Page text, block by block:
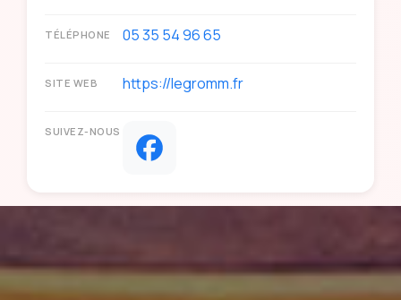
TÉLÉPHONE 05 35 54 96 65
SITE WEB https://legromm.fr
SUIVEZ-NOUS